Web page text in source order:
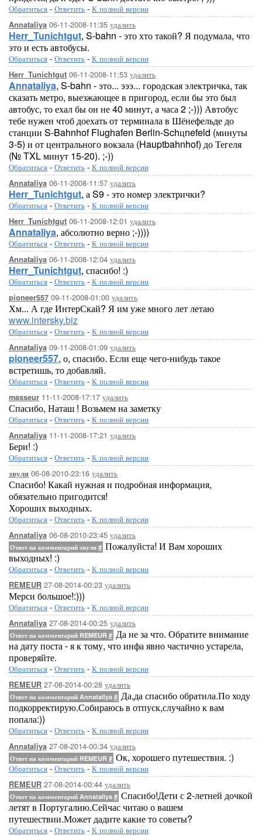
Обратиться - Ответить - К полной версии
Annataliya 06-11-2008-11:35 удалить
Herr_Tunichtgut, S-bahn - это хто такой? Я подумала, что
это и есть автобусы.
Обратиться - Ответить - К полной версии
Herr_Tunichtgut 06-11-2008-11:53 удалить
Annataliya, S-bahn - это... эээ... городская электричка, так
сказать метро, выезжающее в пригород, если бы это был
автобус, то ехал бы он не 40 минут, а часа 2 ;-))) Автобус
тебе нужен чтоб доехать от терминала в Шёнефельде до
станции S-Bahnhof Flughafen Berlin-Schцnefeld (минуты
3-5) и от центрального вокзала (Hauptbahnhof) до Тегеля
(№ TXL минут 15-20). ;-))
Обратиться - Ответить - К полной версии
Annataliya 06-11-2008-11:57 удалить
Herr_Tunichtgut, а S9 - это номер электрички?
Обратиться - Ответить - К полной версии
Herr_Tunichtgut 06-11-2008-12:01 удалить
Annataliya, абсолютно верно ;-))))
Обратиться - Ответить - К полной версии
Annataliya 06-11-2008-12:04 удалить
Herr_Tunichtgut, спасибо! :)
Обратиться - Ответить - К полной версии
pioneer557 09-11-2008-01:00 удалить
Хм... А где ИнтерСкай? Я им уже много лет летаю
www.intersky.biz
Обратиться - Ответить - К полной версии
Annataliya 09-11-2008-01:09 удалить
pioneer557, о, спасибо. Если еще чего-нибудь такое
встретишь, то добавляй.
Обратиться - Ответить - К полной версии
masseur 11-11-2008-17:17 удалить
Спасибо, Наташ ! Возьмем на заметку
Обратиться - Ответить - К полной версии
Annataliya 11-11-2008-17:21 удалить
Бери! :)
Обратиться - Ответить - К полной версии
эвуля 06-08-2010-23:16 удалить
Спасибо! Какай нужная и подробная информация,
обязательно пригодится!
Хороших выходных.
Обратиться - Ответить - К полной версии
Annataliya 06-08-2010-23:45 удалить
Ответ на комментарий эвуля # Пожалуйста! И Вам хороших
выходных! :)
Обратиться - Ответить - К полной версии
REMEUR 27-08-2014-00:23 удалить
Мерси большое!:)))
Обратиться - Ответить - К полной версии
Annataliya 27-08-2014-00:25 удалить
Ответ на комментарий REMEUR # Да не за что. Обратите внимание
на дату поста - я к тому, что инфа явно частично устарела,
проверяйте.
Обратиться - Ответить - К полной версии
REMEUR 27-08-2014-00:28 удалить
Ответ на комментарий Annataliya # Да,да спасибо обратила.По ходу
подкорректирую.Собираюсь в отпуск,случайно к вам
попала:))
Обратиться - Ответить - К полной версии
Annataliya 27-08-2014-00:34 удалить
Ответ на комментарий REMEUR # Ок, хорошего путешествия. :)
Обратиться - Ответить - К полной версии
REMEUR 27-08-2014-00:44 удалить
Ответ на комментарий Annataliya # Спасибо!Дети с 2-летней дочкой
летят в Португалию.Сейчас читаю о вашем
путешествии.Может дадите какие то советы?
Обратиться - Ответить - К полной версии